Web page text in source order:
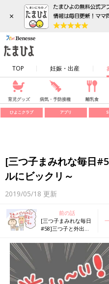
×
TOP 妊娠・出産
育児グッズ 病気・予防接種 離乳食
ひよこクラブ アプリ
[三つ子まみれな毎日
ルにビックリ～
2019/05/18 更新
前の話
[三つ子まみれな毎日
#58]三つ子と外出。
んにモヤモヤ